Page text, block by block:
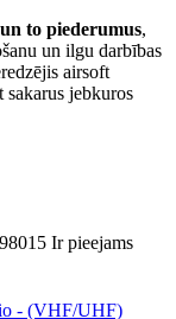
to piederumus,
un ilgu darbības
airsoft
sakarus jebkuros
Ir pieejams